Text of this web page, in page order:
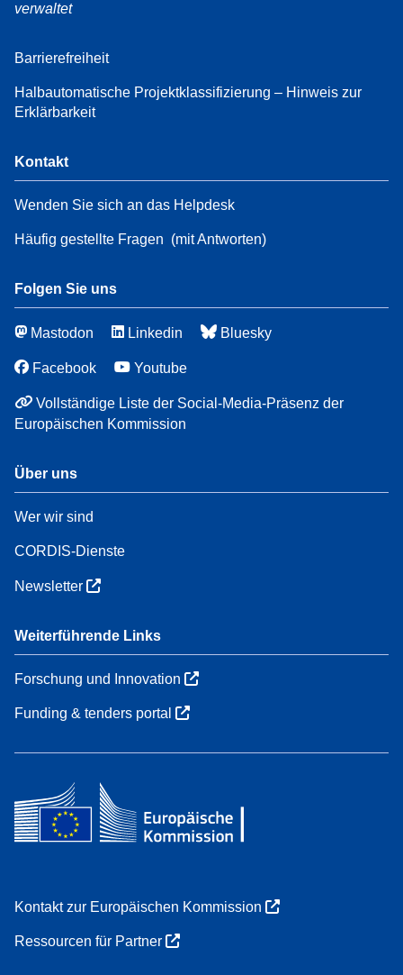
verwaltet
Barrierefreiheit
Halbautomatische Projektklassifizierung – Hinweis zur
Erklärbarkeit
Kontakt
Wenden Sie sich an das Helpdesk
Häufig gestellte Fragen (mit Antworten)
Folgen Sie uns
Mastodon Linkedin Bluesky
Facebook Youtube
Vollständige Liste der Social-Media-Präsenz der
Europäischen Kommission
Über uns
Wer wir sind
CORDIS-Dienste
Newsletter
Weiterführende Links
Forschung und Innovation
Funding & tenders portal
Kontakt zur Europäischen Kommission
Ressourcen für Partner